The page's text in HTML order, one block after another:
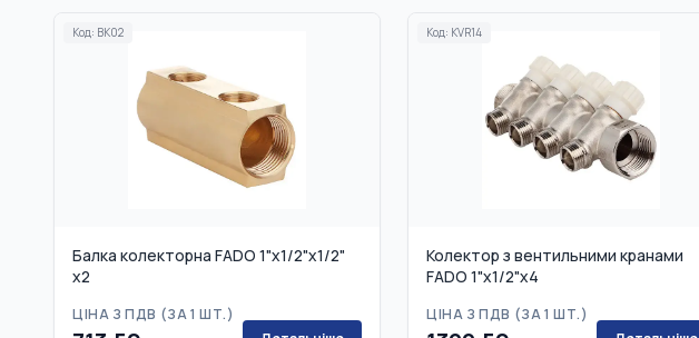
Код: BK02
Балка колекторна FADO 1"x1/2"x1/2"
x2
ЦІНА З ПДВ (ЗА 1 ШТ.)
Код: KVR14
Колектор з вентильними кранами
FADO 1"x1/2"x4
ЦІНА З ПДВ (ЗА 1 ШТ.)